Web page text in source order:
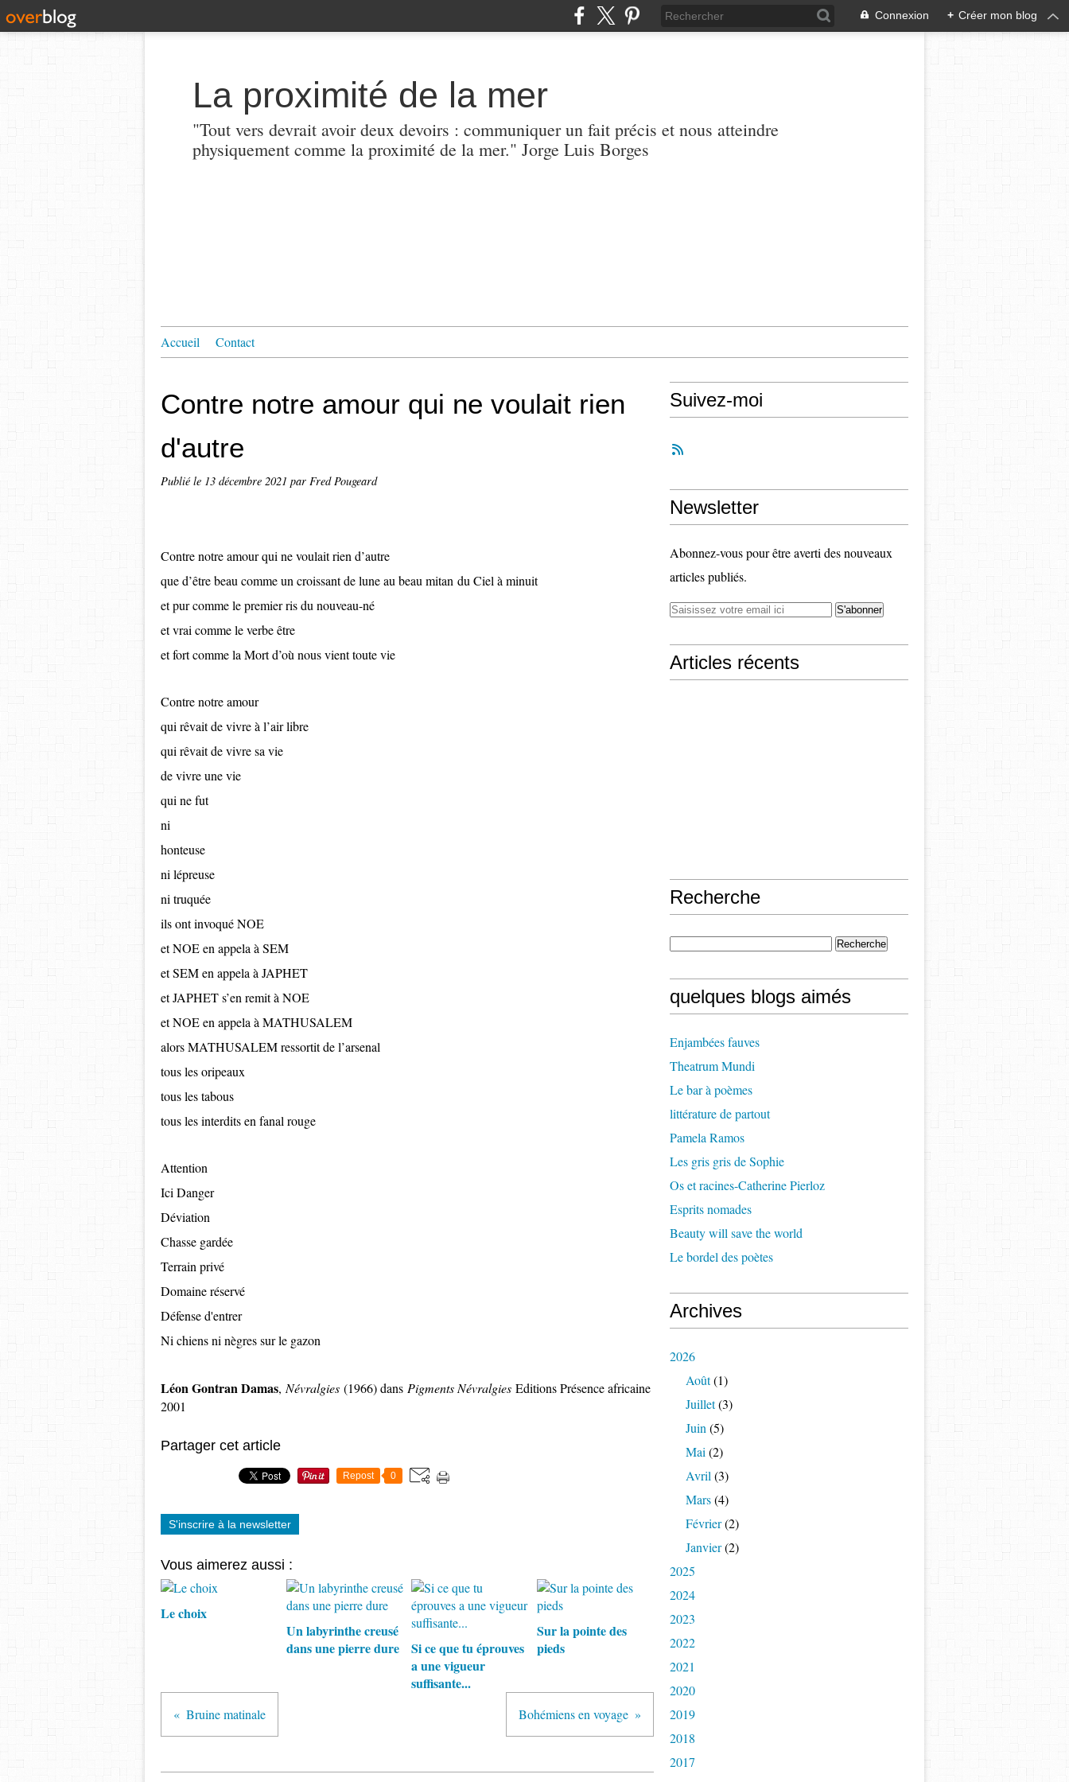
Connexion + Créer mon blog
La proximité de la mer
"Tout vers devrait avoir deux devoirs : communiquer un fait précis et nous atteindre
physiquement comme la proximité de la mer." Jorge Luis Borges
Accueil Contact
Contre notre amour qui ne voulait rien
d'autre
Publié le 13 décembre 2021 par Fred Pougeard
Contre notre amour qui ne voulait rien d’autre
que d’être beau comme un croissant de lune au beau mitan du Ciel à minuit
et pur comme le premier ris du nouveau-né
et vrai comme le verbe être
et fort comme la Mort d’où nous vient toute vie
Contre notre amour
qui rêvait de vivre à l’air libre
qui rêvait de vivre sa vie
de vivre une vie
qui ne fut
ni
honteuse
ni lépreuse
ni truquée
ils ont invoqué NOE
et NOE en appela à SEM
et SEM en appela à JAPHET
et JAPHET s’en remit à NOE
et NOE en appela à MATHUSALEM
alors MATHUSALEM ressortit de l’arsenal
tous les oripeaux
tous les tabous
tous les interdits en fanal rouge
Attention
Ici Danger
Déviation
Chasse gardée
Terrain privé
Domaine réservé
Défense d'entrer
Ni chiens ni nègres sur le gazon
Léon Gontran Damas, Névralgies (1966) dans Pigments Névralgies Editions Présence africaine
2001
Partager cet article
Repost 0
S'inscrire à la newsletter
Vous aimerez aussi :
Le choix
Un labyrinthe creusé
dans une pierre dure
Si ce que tu éprouves
a une vigueur
suffisante...
Sur la pointe des
pieds
Bruine matinale Bohémiens en voyage
Suivez-moi
Newsletter
Abonnez-vous pour être averti des nouveaux
articles publiés.
Articles récents
Recherche
quelques blogs aimés
Enjambées fauves
Theatrum Mundi
Le bar à poèmes
littérature de partout
Pamela Ramos
Les gris gris de Sophie
Os et racines-Catherine Pierloz
Esprits nomades
Beauty will save the world
Le bordel des poètes
Archives
2026
Août(1)
Juillet(3)
Juin (5)
Mai (2)
Avril (3)
Mars(4)
Février(2)
Janvier(2)
2025
2024
2023
2022
2021
2020
2019
2018
2017